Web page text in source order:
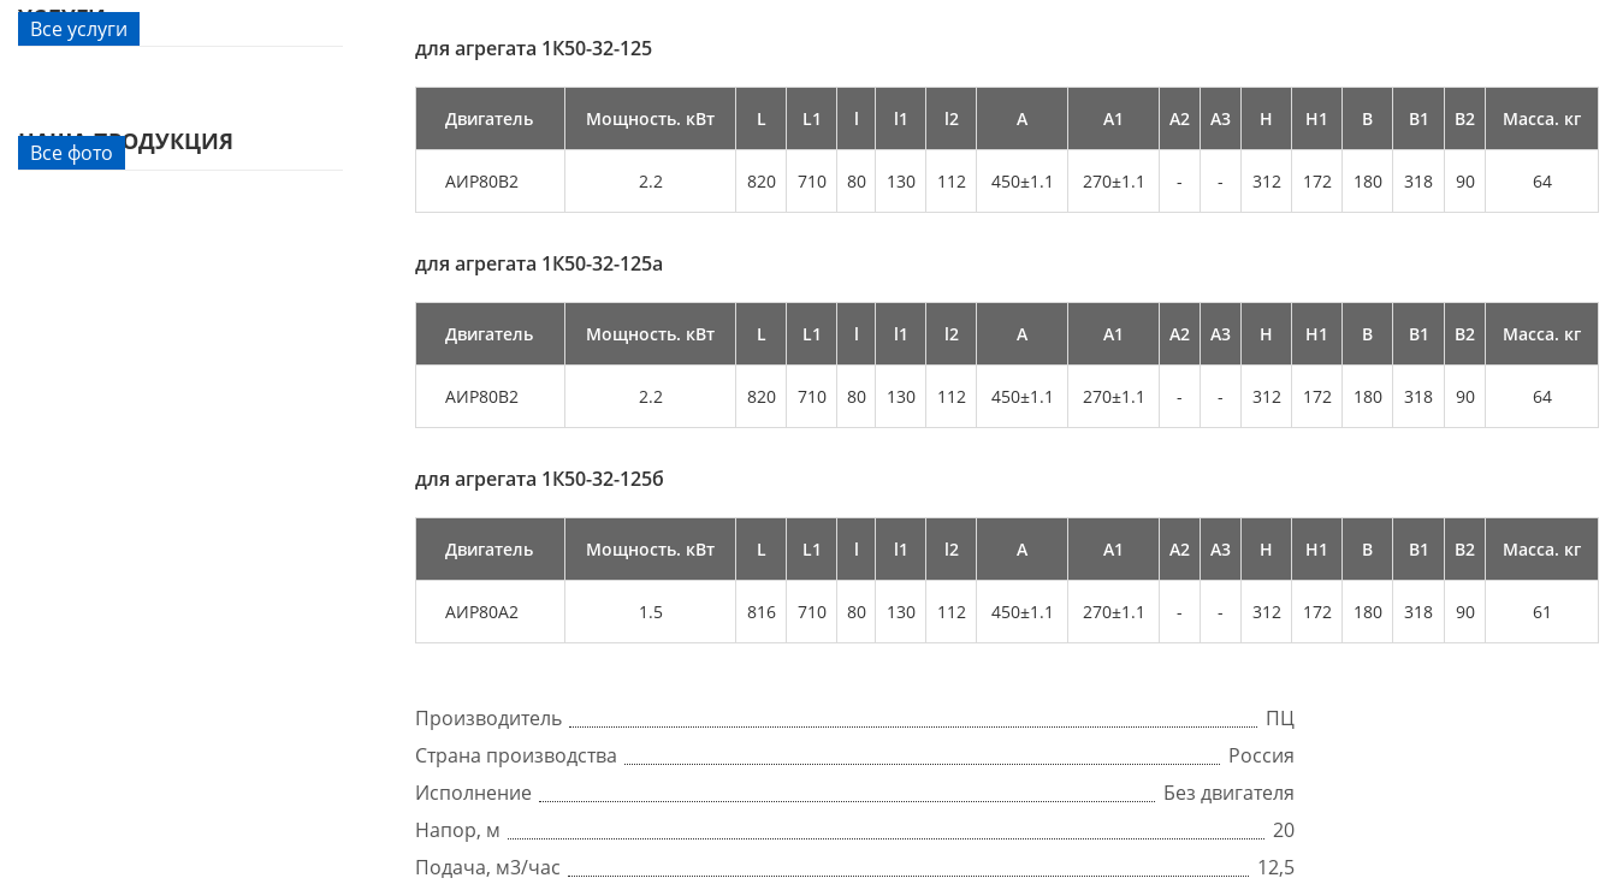
УСЛУГИ
Все услуги
НАША ПРОДУКЦИЯ
Все фото
для агрегата 1К50-32-125
Двигатель Мощность. кВт L L1 l l1 l2 А А1 А2 А3 Н Н1 В В1 В2 Масса. кг
АИР80В2 2.2 820 710 80 130 112 450±1.1 270±1.1 - - 312 172 180 318 90 64
для агрегата 1К50-32-125а
Двигатель Мощность. кВт L L1 l l1 l2 А А1 А2 А3 Н Н1 В В1 В2 Масса. кг
АИР80В2 2.2 820 710 80 130 112 450±1.1 270±1.1 - - 312 172 180 318 90 64
для агрегата 1К50-32-125б
Двигатель Мощность. кВт L L1 l l1 l2 А А1 А2 А3 Н Н1 В В1 В2 Масса. кг
АИР80А2 1.5 816 710 80 130 112 450±1.1 270±1.1 - - 312 172 180 318 90 61
Производитель
ПЦ
Страна производства
Россия
Исполнение
Без двигателя
Напор, м
20
Подача, м3/час
12,5